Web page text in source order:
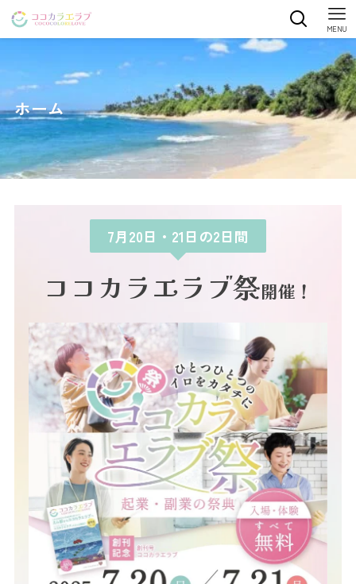
MENU
ホーム
7月20日・21日の2日間
ココカラエラブ祭開催！